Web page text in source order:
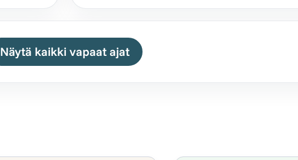
Näytä kaikki vapaat ajat